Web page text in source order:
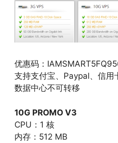
优惠码：
支持支付宝、Paypal、信用
数据中心不可转移
10G PROMO V3
CPU：1 核
内存：512 MB